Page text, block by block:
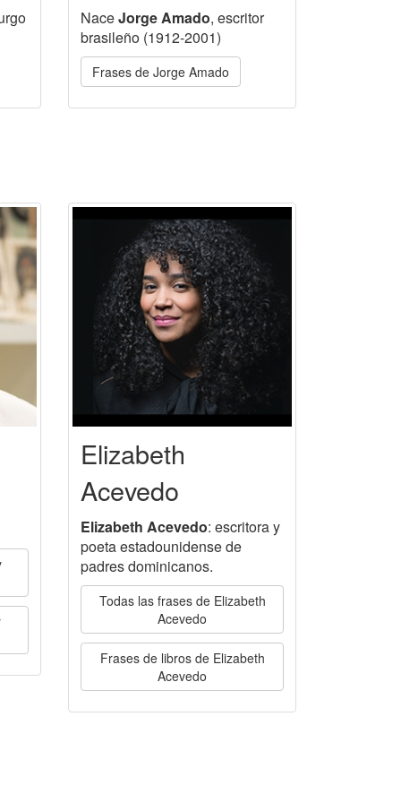
NaceJorge Amado, escritor
brasileño (1912-2001)
Frases de Jorge Amado
Elizabeth
Acevedo
Elizabeth Acevedo: escritora y
poeta estadounidense de
padres dominicanos.
Todas las frases de Elizabeth
Acevedo
Frases de libros de Elizabeth
Acevedo